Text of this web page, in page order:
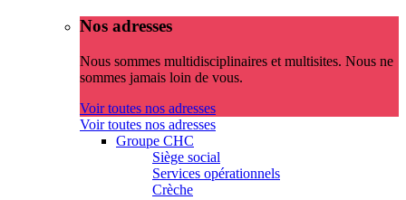
Nos adresses
Nous sommes multidisciplinaires et multisites. Nous ne
sommes jamais loin de vous.
Voir toutes nos adresses
Voir toutes nos adresses
Groupe CHC
Siège social
Services opérationnels
Crèche